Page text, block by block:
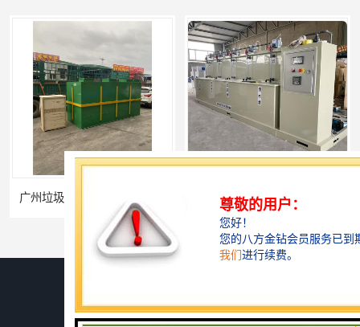
中水回用设备生产厂家
版权所有 ©2026-08-09鲁ICP备2024134526号-1